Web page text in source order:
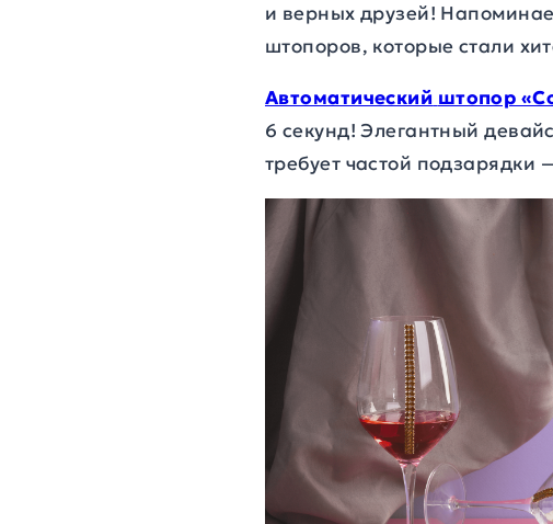
и верных друзей!
штопоров, которые стали
Автоматический штопор
6 секунд! Элегантный
требует частой подзарядки